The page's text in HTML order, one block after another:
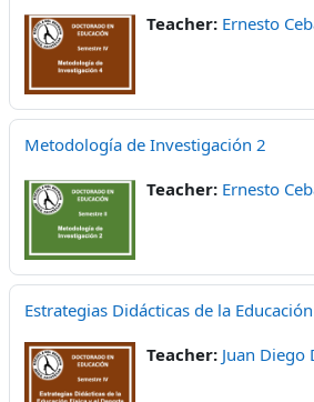
Teacher: Ernesto
Metodología de Investigación 2
Teacher: Ernesto
Estrategias Didácticas de la
Teacher: Juan Diego